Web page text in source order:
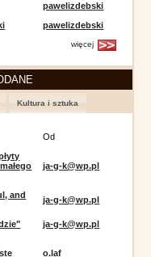
pawelizdebski
pawelizdebski
więcej
Kultura i sztuka
Od
ja-g-k@wp.pl
and
ja-g-k@wp.pl
ja-g-k@wp.pl
o.laf